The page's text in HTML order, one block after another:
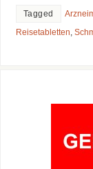
Tagged
Reisetabletten,